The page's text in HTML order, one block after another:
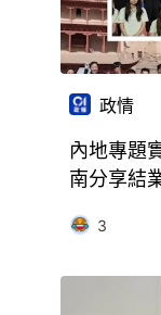
政情
內地專題
南分享結
3